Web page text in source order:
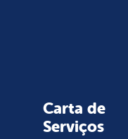
Carta de
Serviços